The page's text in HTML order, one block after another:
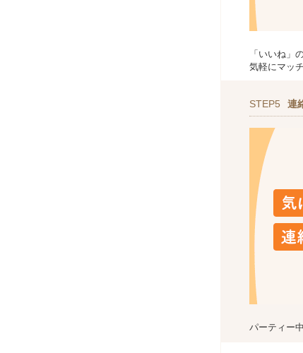
「いいね」
気軽にマッ
STEP5 連
パーティー